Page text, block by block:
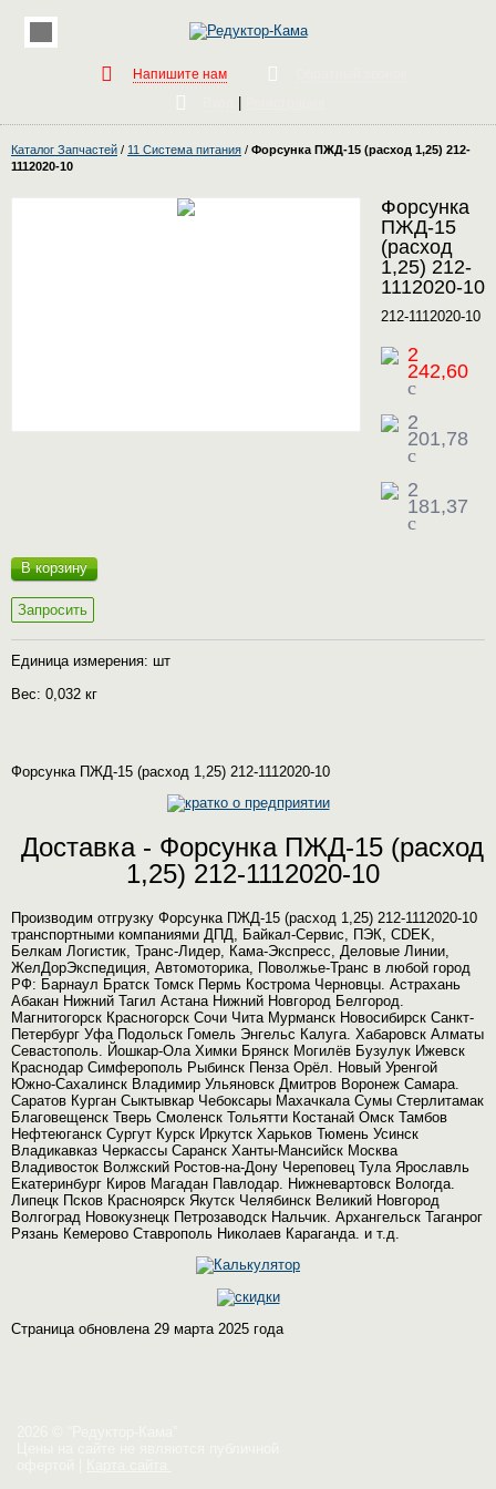
Напишите нам
Каталог Запчастей / 11 Система питания / Форсунка ПЖД-15 (расход 1,25) 212-
1112020-10
Форсунка
ПЖД-15
(расход
1,25) 212-
1112020-10
212-1112020-10
2
242,60
c
2
201,78
c
2
181,37
c
В корзину
Запросить
Единица измерения: шт
Вес: 0,032 кг
Форсунка ПЖД-15 (расход 1,25) 212-1112020-10
Доставка - Форсунка ПЖД-15 (расход
1,25) 212-1112020-10
Производим отгрузку Форсунка ПЖД-15 (расход 1,25) 212-1112020-10
транспортными компаниями ДПД, Байкал-Сервис, ПЭК, CDEK,
Белкам Логистик, Транс-Лидер, Кама-Экспресс, Деловые Линии,
ЖелДорЭкспедиция, Автомоторика, Поволжье-Транс в любой город
РФ: Барнаул Братск Томск Пермь Кострома Черновцы. Астрахань
Абакан Нижний Тагил Астана Нижний Новгород Белгород.
Магнитогорск Красногорск Сочи Чита Мурманск Новосибирск Санкт-
Петербург Уфа Подольск Гомель Энгельс Калуга. Хабаровск Алматы
Севастополь. Йошкар-Ола Химки Брянск Могилёв Бузулук Ижевск
Краснодар Симферополь Рыбинск Пенза Орёл. Новый Уренгой
Южно-Сахалинск Владимир Ульяновск Дмитров Воронеж Самара.
Саратов Курган Сыктывкар Чебоксары Махачкала Сумы Стерлитамак
Благовещенск Тверь Смоленск Тольятти Костанай Омск Тамбов
Нефтеюганск Сургут Курск Иркутск Харьков Тюмень Усинск
Владикавказ Черкассы Саранск Ханты-Мансийск Москва
Владивосток Волжский Ростов-на-Дону Череповец Тула Ярославль
Екатеринбург Киров Магадан Павлодар. Нижневартовск Вологда.
Липецк Псков Красноярск Якутск Челябинск Великий Новгород
Волгоград Новокузнецк Петрозаводск Нальчик. Архангельск Таганрог
Рязань Кемерово Ставрополь Николаев Караганда. и т.д.
Страница обновлена 29 марта 2025 года